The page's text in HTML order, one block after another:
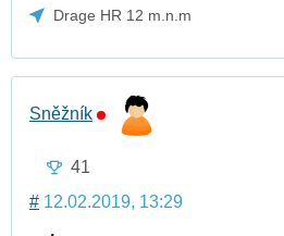
Drage HR 12 m.n.m
Sněžník
41
# 12.02.2019, 13:29